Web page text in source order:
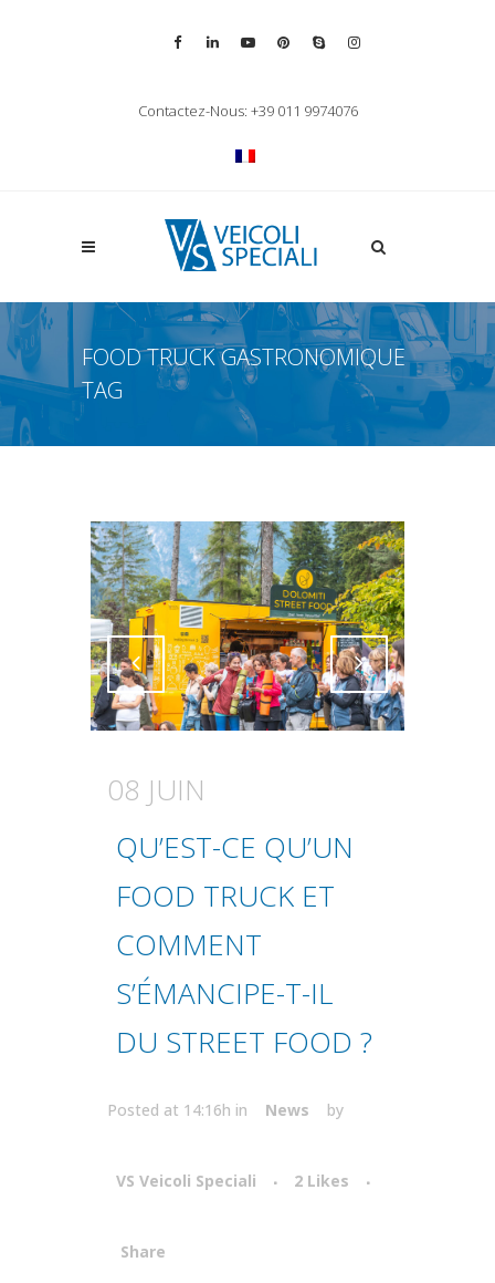
Contactez-Nous: +39 011 9974076
Apri la ricerca
FOOD TRUCK GASTRONOMIQUE
TAG
Attiva comando Attiva comando
08 JUIN
QU’EST-CE QU’UN
FOOD TRUCK ET
COMMENT
S’ÉMANCIPE-T-IL
DU STREET FOOD ?
Posted at 14:16h in News by
VS Veicoli Speciali 2 Likes
Share
Attiva comando